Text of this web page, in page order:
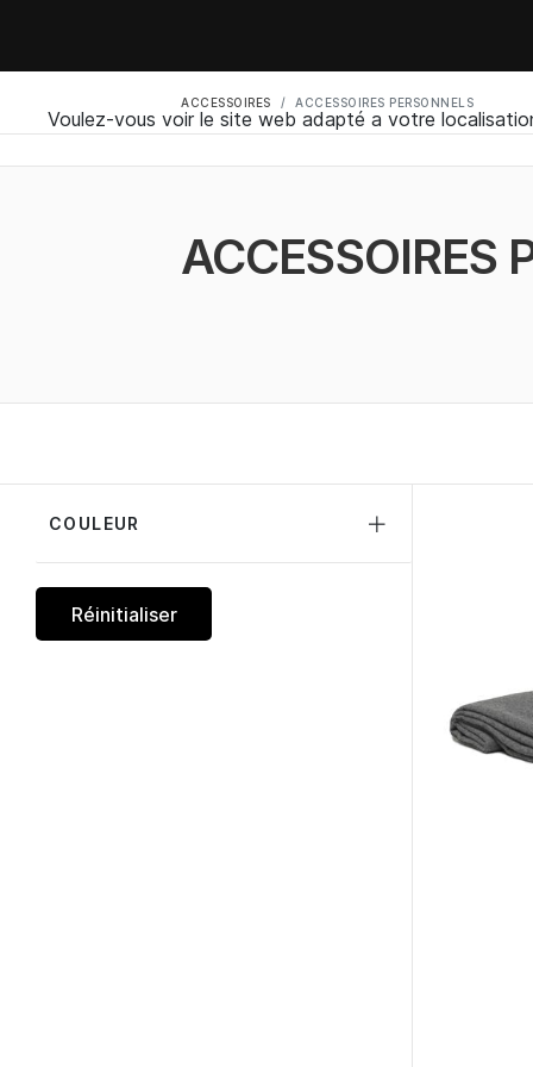
ACCESSOIRES ACCESSOIRES PERSONNELS
Voulez-vous voir le site web adapté a votre
ACCESSOIRES
COULEUR
Réinitialiser